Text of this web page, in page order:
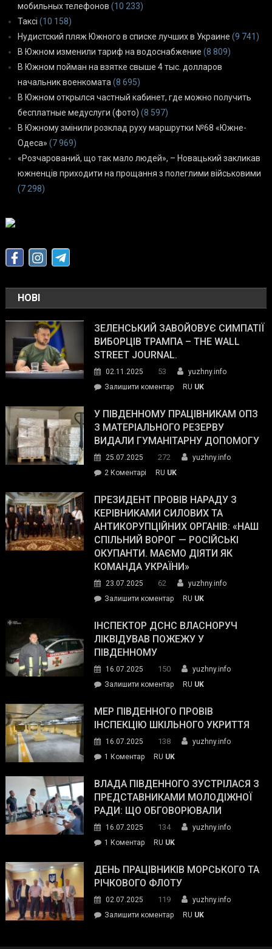
мобильных телефонов (10 233)
Таксі (10 158)
Нудистский пляж Южного в списке лучших в Украине (9 741)
В Южном изменили тариф на водоснабжение (8 809)
В Южном пойман на взятке свыше 4 тыс. долларов
начальник военкомата (8 695)
В Южном открылся частный кабинет, где можно получить
бесплатные медуслуги (фото) (8 597)
В Южному змінили розклад руху маршрутки №68 «Южне-
Одеса» (7 969)
«Розчарований, що так мало людей», – Новацький закликав
южненців приходити на прощання з полеглими військовими
(7 298)
НОВІ
ЗЕЛЕНСЬКИЙ ЗАВОЙОВУЄ СИМПАТІЇ
ВИБОРЦІВ ТРАМПА – THE WALL
STREET JOURNAL.
02.11.2025 53
yuzhny.info
Залишити коментарon
завойовує
симпатії
виборців
The
Street
Journal.
RU UK
У ПІВДЕННОМУ ПРАЦІВНИКАМ ОПЗ
З МАТЕРІАЛЬНОГО РЕЗЕРВУ
ВИДАЛИ ГУМАНІТАРНУ ДОПОМОГУ
25.07.2025 272
yuzhny.info
2 Коментарі
Південному
працівникам
ОПЗ
з
матеріального
резерву
гуманітарну
допомогу
RU UK
ПРЕЗИДЕНТ ПРОВІВ НАРАДУ З
КЕРІВНИКАМИ СИЛОВИХ ТА
АНТИКОРУПЦІЙНИХ ОРГАНІВ: «НАШ
СПІЛЬНИЙ ВОРОГ — РОСІЙСЬКІ
ОКУПАНТИ. МАЄМО ДІЯТИ ЯК
КОМАНДА УКРАЇНИ»
23.07.2025 62
yuzhny.info
Залишити коментарon
провів
нараду
силових
та
органів:
«Наш
спільний
окупанти.
Маємо
діяти
команда
RU UK
ІНСПЕКТОР ДСНС ВЛАСНОРУЧ
ЛІКВІДУВАВ ПОЖЕЖУ У
ПІВДЕННОМУ
16.07.2025 150
yuzhny.info
Залишити коментарon
ДСНС
власноруч
пожежу
у
RU UK
МЕР ПІВДЕННОГО ПРОВІВ
ІНСПЕКЦІЮ ШКІЛЬНОГО УКРИТТЯ
16.07.2025 138
yuzhny.info
1 Коментардо
Південного
провів
інспекцію
укриття
RU UK
ВЛАДА ПІВДЕННОГО ЗУСТРІЛАСЯ З
ПРЕДСТАВНИКАМИ МОЛОДІЖНОЇ
РАДИ: ЩО ОБГОВОРЮВАЛИ
16.07.2025 134
yuzhny.info
1 Коментардо
Південного
зустрілася
представниками
молодіжної
RU UK
ДЕНЬ ПРАЦІВНИКІВ МОРСЬКОГО ТА
РІЧКОВОГО ФЛОТУ
02.07.2025 119
yuzhny.info
Залишити коментарon
RU UK